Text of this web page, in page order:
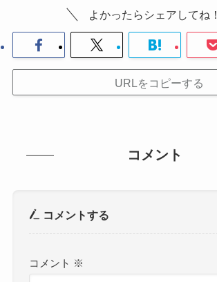
よかったらシェアしてね！
URLをコピーする
コメント
コメントする
コメント ※